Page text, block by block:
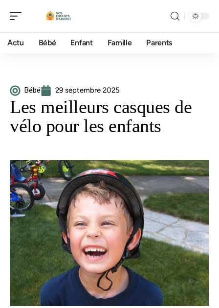
Actu Bébé Enfant Famille Parents
Bébé 29 septembre 2025
Les meilleurs casques de
vélo pour les enfants